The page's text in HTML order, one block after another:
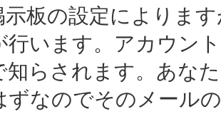
示板の設定によりま
行います。アカウン
知らされます。あな
ずなのでそのメール